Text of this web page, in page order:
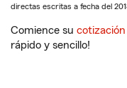
directas escritas a fecha del
Comience su
rápido y sencillo!